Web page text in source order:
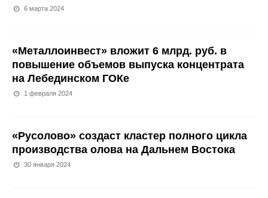
6 марта 2024
«Металлоинвест» вложит 6 млрд. руб. в
повышение объемов выпуска концентрата
на Лебединском ГОКе
1 февраля 2024
«Русолово» создаст кластер полного цикла
производства олова на Дальнем Востока
30 января 2024